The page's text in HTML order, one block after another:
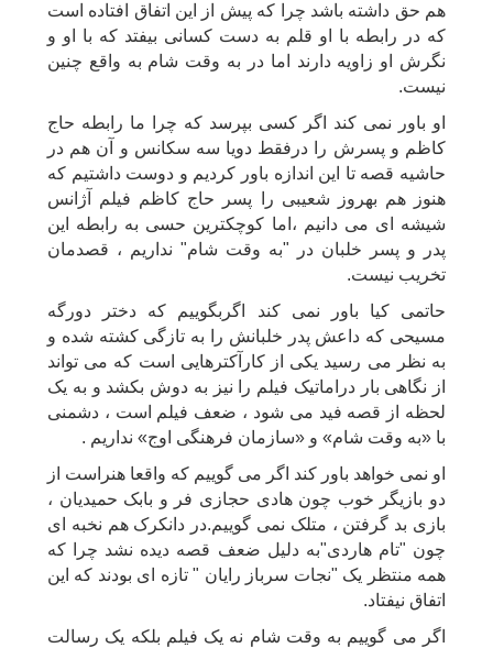
هم حق داشته باشد چرا که پیش از این اتفاق افتاده است
که در رابطه با او قلم به دست کسانی بیفتد که با او و
نگرش او زاویه دارند اما در به وقت شام به واقع چنین
نیست.
او باور نمی کند اگر کسی بپرسد که چرا ما رابطه حاج
کاظم و پسرش را درفقط دویا سه سکانس و آن هم در
حاشیه قصه تا این اندازه باور کردیم و دوست داشتیم که
هنوز هم بهروز شعیبی را پسر حاج کاظم فیلم آژانس
شیشه ای می دانیم ،اما کوچکترین حسی به رابطه این
پدر و پسر خلبان در "به وقت شام" نداریم ، قصدمان
تخریب نیست.
حاتمی کیا باور نمی کند اگربگوییم که دختر دورگه
مسیحی که داعش پدر خلبانش را به تازگی کشته شده و
به نظر می رسید یکی از کارآکترهایی است که می تواند
از نگاهی بار دراماتیک فیلم را نیز به دوش بکشد و به یک
لحظه از قصه فید می شود ، ضعف فیلم است ، دشمنی
با «به وقت شام» و «سازمان فرهنگی اوج» نداریم .
او نمی خواهد باور کند اگر می گوییم که واقعا هنراست از
دو بازیگر خوب چون هادی حجازی فر و بابک حمیدیان ،
بازی بد گرفتن ، متلک نمی گوییم.در دانکرک هم نخبه ای
چون "تام هاردی"به دلیل ضعف قصه دیده نشد چرا که
همه منتظر یک "نجات سرباز رایان " تازه ای بودند که این
اتفاق نیفتاد.
اگر می گوییم به وقت شام نه یک فیلم بلکه یک رسالت